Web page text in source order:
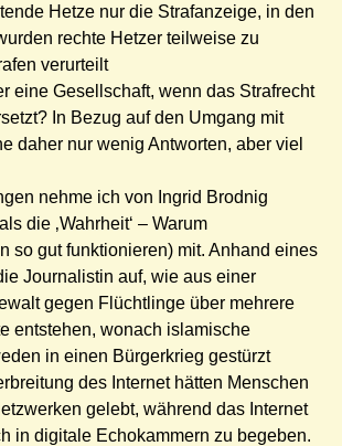
Hetze nur die Strafanzeige, in den
rechte Hetzer teilweise zu
verurteilt
eine Gesellschaft, wenn das Strafrecht
In Bezug auf den Umgang mit
daher nur wenig Antworten, aber viel
nehme ich von Ingrid Brodnig
die ‚Wahrheit‘ – Warum
so gut funktionieren) mit. Anhand eines
Journalistin auf, wie aus einer
gegen Flüchtlinge über mehrere
entstehen, wonach islamische
in einen Bürgerkrieg gestürzt
des Internet hätten Menschen
gelebt, während das Internet
in digitale Echokammern zu begeben.